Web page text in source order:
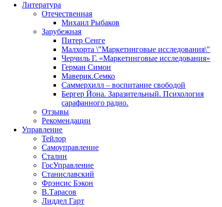
Литература
Отечественная
Михаил Рыбаков
Зарубежная
Питер Сенге
Малхорта \"Маркетинговые исследования\"
Черчиль Г. «Маркетинговые исследования»
Герман Симон
Маверик.Семко
Саммерхилл – воспитание свободой
Бергер Йона. Заразительный. Психология
сарафанного радио.
Отзывы
Рекомендации
Управление
Тейлор
Самоуправление
Сталин
ГосУправление
Станиславский
Фрэнсис Бэкон
В.Тарасов
Лиддел Гарт